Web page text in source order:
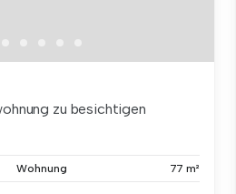
zu besichtigen
Wohnung 77 m²